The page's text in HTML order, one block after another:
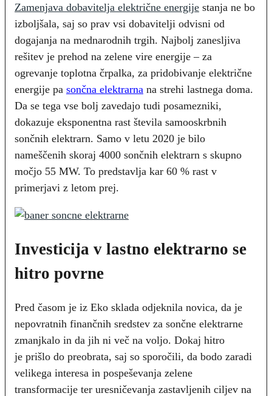
Zamenjava dobavitelja električne energije stanja ne bo
izboljšala, saj so prav vsi dobavitelji odvisni od
dogajanja na mednarodnih trgih. Najbolj zanesljiva
rešitev je prehod na zelene vire energije – za
ogrevanje toplotna črpalka, za pridobivanje električne
energije pa sončna elektrarna na strehi lastnega doma.
Da se tega vse bolj zavedajo tudi posamezniki,
dokazuje eksponentna rast števila samooskrbnih
sončnih elektrarn. Samo v letu 2020 je bilo
nameščenih skoraj 4000 sončnih elektrarn s skupno
močjo 55 MW. To predstavlja kar 60 % rast v
primerjavi z letom prej.
Investicija v lastno elektrarno se
hitro povrne
Pred časom je iz Eko sklada odjeknila novica, da je
nepovratnih finančnih sredstev za sončne elektrarne
zmanjkalo in da jih ni več na voljo. Dokaj hitro
je prišlo do preobrata, saj so sporočili, da bodo zaradi
velikega interesa in pospeševanja zelene
transformacije ter uresničevanja zastavljenih ciljev na